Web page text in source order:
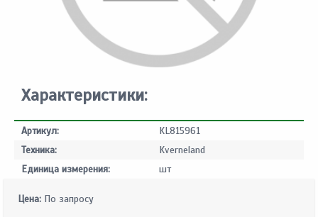
Характеристики:
Артикул:
KL815961
Техника:
Kverneland
Единица измерения:
шт
Цена: По запросу